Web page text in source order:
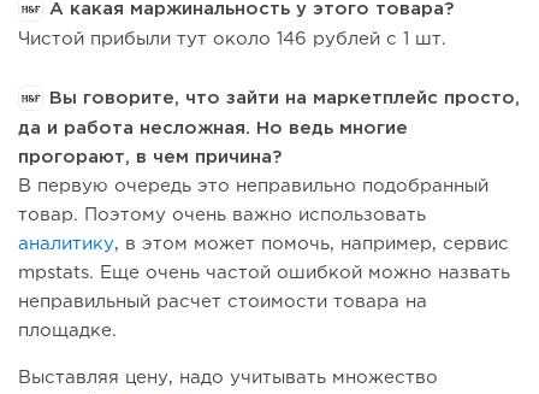
А какая маржинальность у этого товара?
Чистой прибыли тут около 146 рублей с 1 шт.
Вы говорите, что зайти на маркетплейс просто,
да и работа несложная. Но ведь многие
прогорают, в чем причина?
В первую очередь это неправильно подобранный
товар. Поэтому очень важно использовать
аналитику, в этом может помочь, например, сервис
mpstats. Еще очень частой ошибкой можно назвать
неправильный расчет стоимости товара на
площадке.
Выставляя цену, надо учитывать множество